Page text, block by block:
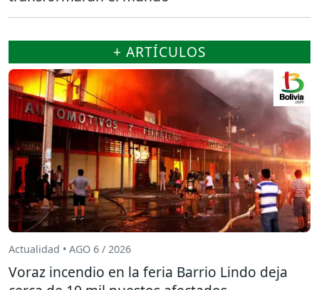
+ ARTÍCULOS
Actualidad • AGO 6 / 2026
Voraz incendio en la feria Barrio Lindo deja